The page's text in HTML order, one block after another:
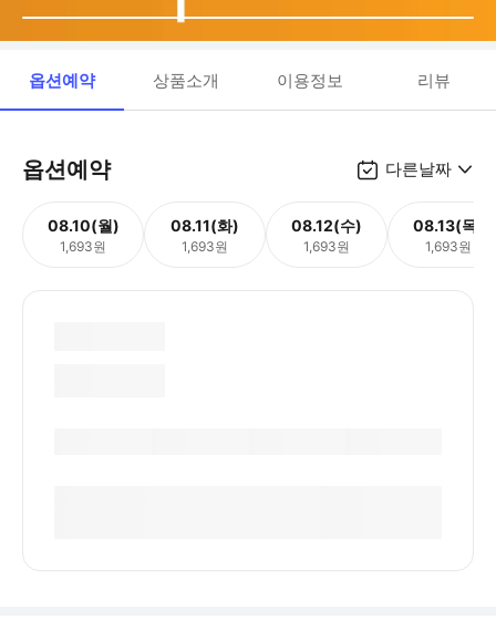
옵션예약 상품소개 이용정보 리뷰
옵션예약 다른날짜
08.10(월)
1,693원
08.11(화)
1,693원
08.12(수)
1,693원
08.13(목)
1,693원